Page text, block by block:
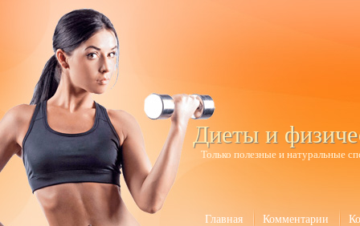
Диеты и
Только полезные и натуральные
Главная Комментарии